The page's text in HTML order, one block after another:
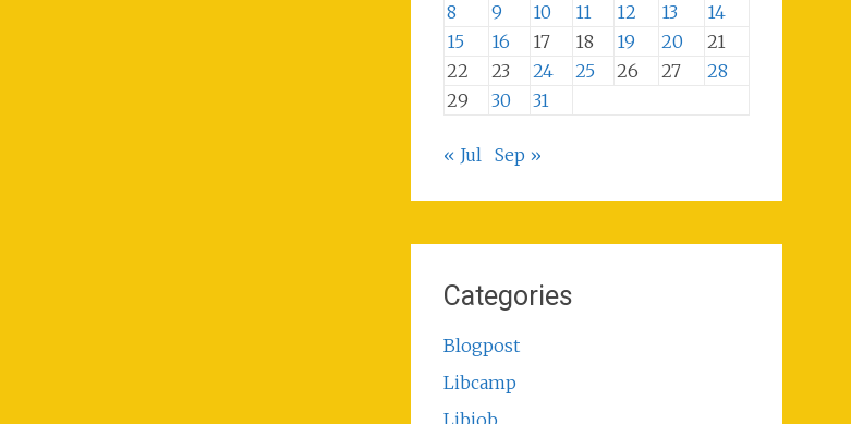
8
9 10 11 12 13
14
15
16 17 18 19 20
21
22
23 24 25 26 27
28
29
30 31
« Jul Sep »
Categories
Blogpost
Libcamp
Libjob